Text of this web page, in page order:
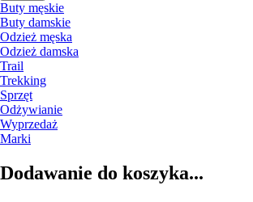
Buty męskie
Buty damskie
Odzież męska
Odzież damska
Trail
Trekking
Sprzęt
Odżywianie
Wyprzedaż
Marki
Dodawanie do koszyka...